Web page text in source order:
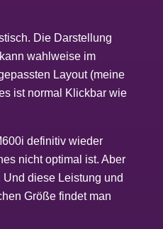
Die Darstellung
wahlweise im
Layout (meine
ist normal Klickbar wie
definitiv wieder
nicht optimal ist. Aber
diese Leistung und
Größe findet man